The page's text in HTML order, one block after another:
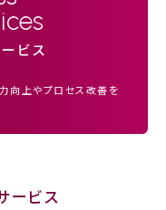
ビス
向上やプロセス改善を
ービス